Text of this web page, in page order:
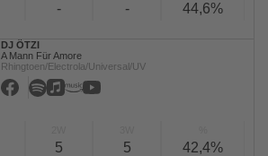
- - 44,6%
DJ ÖTZI
A Mann Für Amore
Rhingtoen/Electrola/Universal/UV
5 5 42,4%